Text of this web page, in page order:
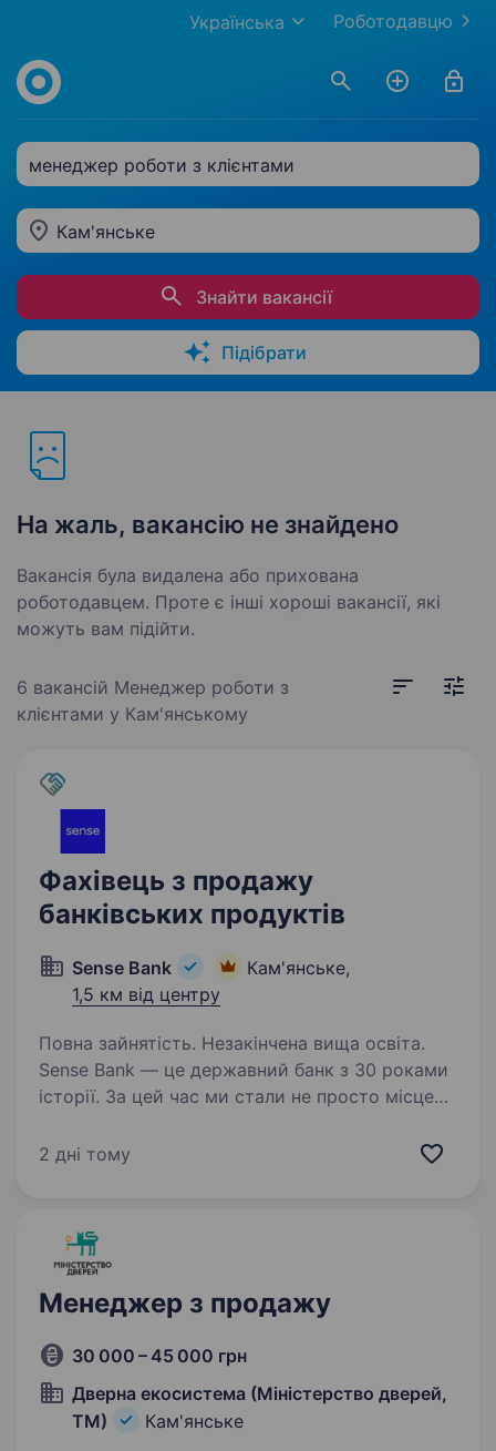
Роботодавцю
Українська
менеджер роботи з клієнтами
Кам'янське
Знайти вакансії
Підібрати
На жаль, вакансію не знайдено
Вакансія була видалена або прихована
роботодавцем. Проте є інші хороші вакансії, які
можуть вам підійти.
6 вакансій Менеджер роботи з
клієнтами у Кам'янському
Фахівець з продажу
банківських продуктів
Sense Bank
Кам'янське,
1,5 км від центру
Повна зайнятість. Незакінчена вища освіта.
Sense Bank — це державний банк з 30 роками
історії. За цей час ми стали не просто місцем
де кожен присвячений місії — створювати
2 дні тому
Менеджер з продажу
30 000 – 45 000 грн
Дверна екосистема (Міністерство дверей,
ТМ)
Кам'янське